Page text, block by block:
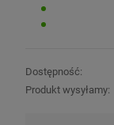
Dostępność:
Produkt wysyłamy: